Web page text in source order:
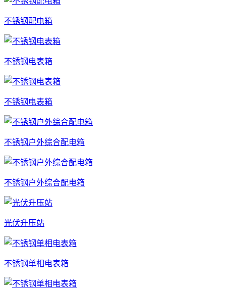
不锈钢配电箱
不锈钢电表箱
不锈钢电表箱
不锈钢户外综合配电箱
不锈钢户外综合配电箱
光伏升压站
不锈钢单相电表箱